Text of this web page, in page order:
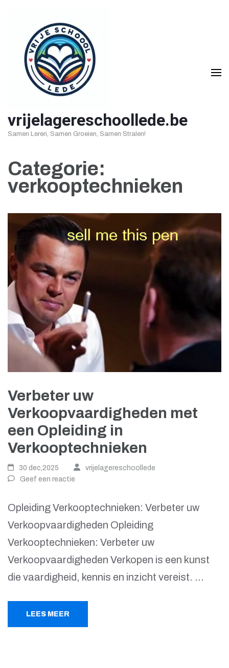
inhoud
vrijelagereschoollede.be
Samen Leren, Samen Groeien, Samen Stralen!
Categorie:
verkooptechnieken
Verbeter uw
Verkoopvaardigheden met
een Opleiding in
Verkooptechnieken
30 dec,2025
vrijelagereschoollede
Geef een reactie
Opleiding Verkooptechnieken: Verbeter uw
Verkoopvaardigheden Opleiding
Verkooptechnieken: Verbeter uw
Verkoopvaardigheden Verkopen is een kunst
die vaardigheid, kennis en inzicht vereist. …
LEES MEER